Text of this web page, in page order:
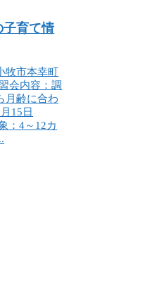
子育て情
牧市本幸町
会内容：調
月齢に合わ
15日
：4～12カ